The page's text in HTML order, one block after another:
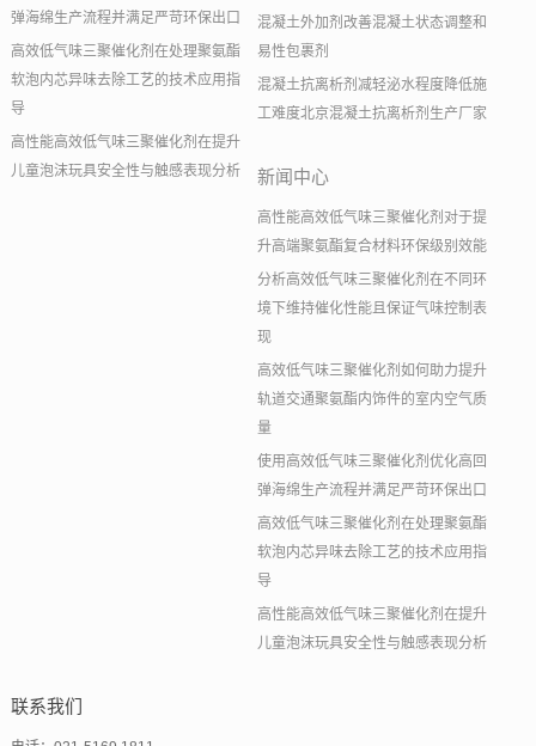
弹海绵生产流程并满足严苛环保出口
高效低气味三聚催化剂在处理聚氨酯
软泡内芯异味去除工艺的技术应用指
导
高性能高效低气味三聚催化剂在提升
儿童泡沫玩具安全性与触感表现分析
混凝土外加剂改善混凝土状态调整和
易性包裹剂
混凝土抗离析剂减轻泌水程度降低施
工难度北京混凝土抗离析剂生产厂家
新闻中心
高性能高效低气味三聚催化剂对于提
升高端聚氨酯复合材料环保级别效能
分析高效低气味三聚催化剂在不同环
境下维持催化性能且保证气味控制表
现
高效低气味三聚催化剂如何助力提升
轨道交通聚氨酯内饰件的室内空气质
量
使用高效低气味三聚催化剂优化高回
弹海绵生产流程并满足严苛环保出口
高效低气味三聚催化剂在处理聚氨酯
软泡内芯异味去除工艺的技术应用指
导
高性能高效低气味三聚催化剂在提升
儿童泡沫玩具安全性与触感表现分析
联系我们